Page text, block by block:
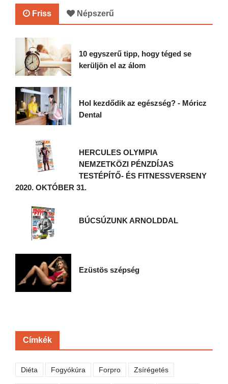
Friss Népszerű
10 egyszerű tipp, hogy téged se
kerüljön el az álom
Hol kezdődik az egészség? - Móricz
Dental
HERCULES OLYMPIA
NEMZETKÖZI PÉNZDÍJAS
TESTÉPÍTŐ- ÉS FITNESSVERSENY
2020. OKTÓBER 31.
BÚCSÚZUNK ARNOLDDAL
Ezüstös szépség
Címkék
Diéta Fogyókúra Forpro Zsírégetés